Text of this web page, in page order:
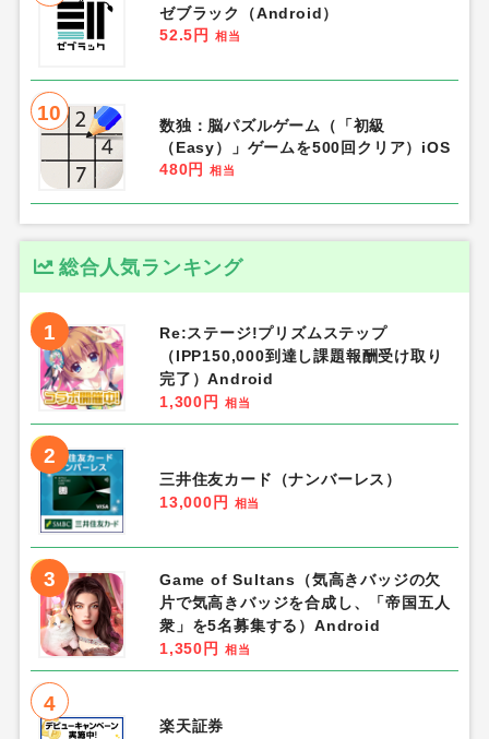
ゼブラック（Android）
52.5円
相当
10
数独：脳パズルゲーム（「初級
（Easy）」ゲームを500回クリア）iOS
480円
相当
総合人気ランキング
1
Re:ステージ!プリズムステップ
（IPP150,000到達し課題報酬受け取り
完了）Android
1,300円
相当
2
三井住友カード（ナンバーレス）
13,000円
相当
3
Game of Sultans（気高きバッジの欠
片で気高きバッジを合成し、「帝国五人
衆」を5名募集する）Android
1,350円
相当
4
楽天証券